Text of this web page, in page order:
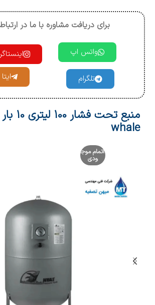
برای دریافت مشاوره با ما در
واتس اپ
تلگرام ایتا
منبع
whale
اتمام موج
ودی